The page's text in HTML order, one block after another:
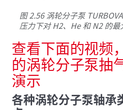
图 2.56 涡轮分子泵
压力下对 H2、He 和 N2 的
查看下面的视频
的涡轮分子泵抽
演示
各种涡轮分子泵轴承